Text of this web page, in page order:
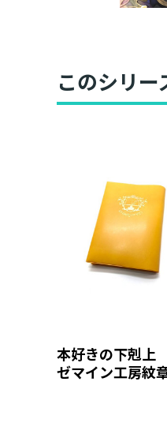
このシリー
本好きの下剋上
ゼマイン工房紋